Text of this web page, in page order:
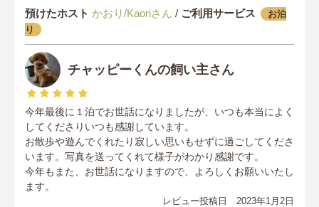
預けたホスト かおり/Kaoriさん / ご利用サービス
お泊
り
チャッピーくんの飼い主さん
今年最後に１泊でお世話になりましたが、いつも本当によく
してくださりいつも感謝しています。
お散歩や遊んでくれたり寂しい思いもせずに過ごしてくださ
います。写真を送ってくれて様子がわかり感謝です。
今年もまた、お世話になりますので、よろしくお願いいたし
ます。
レビュー投稿日 2023年1月2日